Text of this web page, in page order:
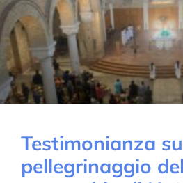
Testimonianza
pellegrinaggio